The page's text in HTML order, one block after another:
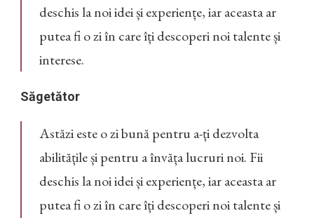
deschis la noi idei și experiențe, iar aceasta ar
putea fi o zi în care îți descoperi noi talente și
interese.
Săgetător
Astăzi este o zi bună pentru a-ți dezvolta
abilitățile și pentru a învăța lucruri noi. Fii
deschis la noi idei și experiențe, iar aceasta ar
putea fi o zi în care îți descoperi noi talente și